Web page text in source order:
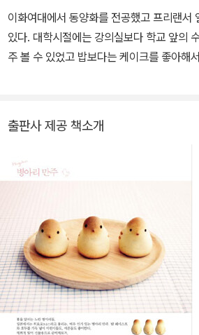
이화여대에서 동양화를 전공했고 프리랜서
있다. 대학시절에는 강의실보다 학교 앞의 수제 케이크 숍에서 더 자
주 볼 수 있었고 밥보다는 케이크를 좋아해
을까 고민하고직접 시도하는 매순간이 행복한 베
출판사 제공 책소개